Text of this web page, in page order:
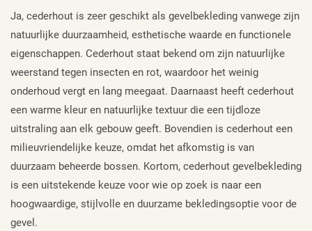
Ja, cederhout is zeer geschikt als gevelbekleding vanwege zijn
natuurlijke duurzaamheid, esthetische waarde en functionele
eigenschappen. Cederhout staat bekend om zijn natuurlijke
weerstand tegen insecten en rot, waardoor het weinig
onderhoud vergt en lang meegaat. Daarnaast heeft cederhout
een warme kleur en natuurlijke textuur die een tijdloze
uitstraling aan elk gebouw geeft. Bovendien is cederhout een
milieuvriendelijke keuze, omdat het afkomstig is van
duurzaam beheerde bossen. Kortom, cederhout gevelbekleding
is een uitstekende keuze voor wie op zoek is naar een
hoogwaardige, stijlvolle en duurzame bekledingsoptie voor de
gevel.